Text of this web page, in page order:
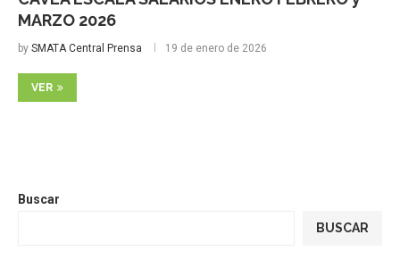
MARZO 2026
by SMATA Central Prensa 19 de enero de 2026
VER
Buscar
BUSCAR